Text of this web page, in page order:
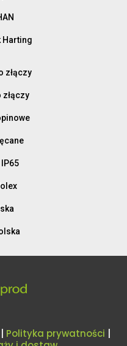
Harting
złączy
złączy
Polityka prywatności